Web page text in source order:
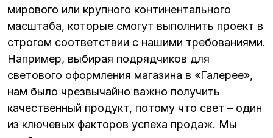
мирового или крупного континентального
масштаба, которые смогут выполнить проект в
строгом соответствии с нашими требованиями.
Например, выбирая подрядчиков для
светового оформления магазина в «Галерее»,
нам было чрезвычайно важно получить
качественный продукт, потому что свет – один
из ключевых факторов успеха продаж. Мы